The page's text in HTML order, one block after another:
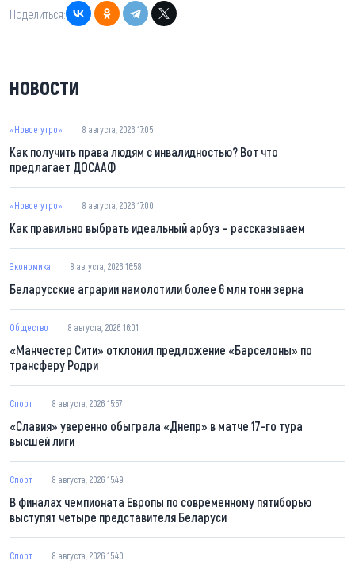
Поделиться:
НОВОСТИ
«Новое утро» 8 августа, 2026 17:05
Как получить права людям с инвалидностью? Вот что
предлагает ДОСААФ
«Новое утро» 8 августа, 2026 17:00
Как правильно выбрать идеальный арбуз – рассказываем
Экономика 8 августа, 2026 16:58
Беларусские аграрии намолотили более 6 млн тонн зерна
Общество 8 августа, 2026 16:01
«Манчестер Сити» отклонил предложение «Барселоны» по
трансферу Родри
Спорт 8 августа, 2026 15:57
«Славия» уверенно обыграла «Днепр» в матче 17-го тура
высшей лиги
Спорт 8 августа, 2026 15:49
В финалах чемпионата Европы по современному пятиборью
выступят четыре представителя Беларуси
Спорт 8 августа, 2026 15:40